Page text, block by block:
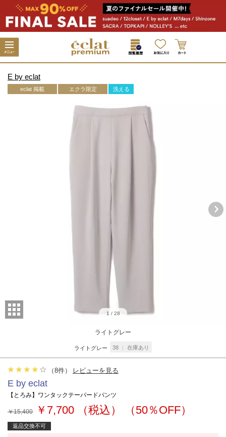
E by eclat
eclat 掲載 エクラ限定 洗える
1 / 28
ライトグレー
ライトグレー 38 在庫あり
（8件） レビューを見る
E by eclat
【とろみ】ワンタックテーパードパンツ
￥15,400 ￥7,700 （税込） （50％OFF）
返品交換不可